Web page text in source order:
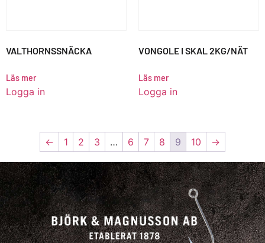
VALTHORNSSNÄCKA
Läs mer
Logga in
VONGOLE I SKAL 2KG/NÄT
Läs mer
Logga in
← 1 2 3 … 6 7 8 9 10 →